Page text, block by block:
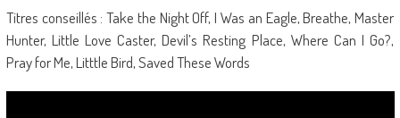
Titres conseillés : Take the Night Off, I Was an Eagle, Breathe, Master
Hunter, Little Love Caster, Devil’s Resting Place, Where Can I Go?,
Pray for Me, Litttle Bird, Saved These Words